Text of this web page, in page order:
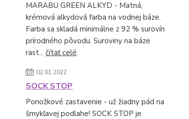
MARABU GREEN ALKYD - Matná,
krémová alkydová farba na vodnej báze.
Farba sa skladá minimálne z 92 % surovín
prírodného pôvodu. Suroviny na báze
rast... čítať celé
02.01.2022
SOCK STOP
Ponožkové zastavenie - už žiadny pád na
šmykľavej podlahe! SOCK STOP je